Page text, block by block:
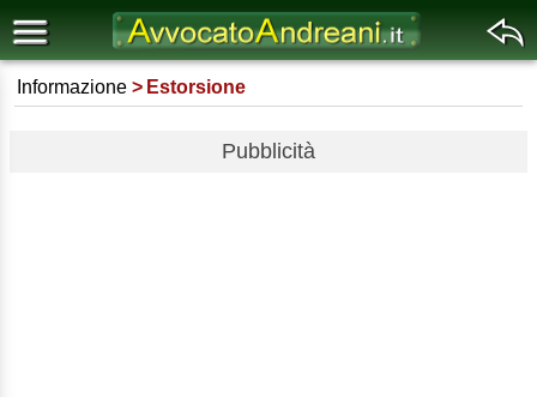
Informazione Estorsione
Pubblicità